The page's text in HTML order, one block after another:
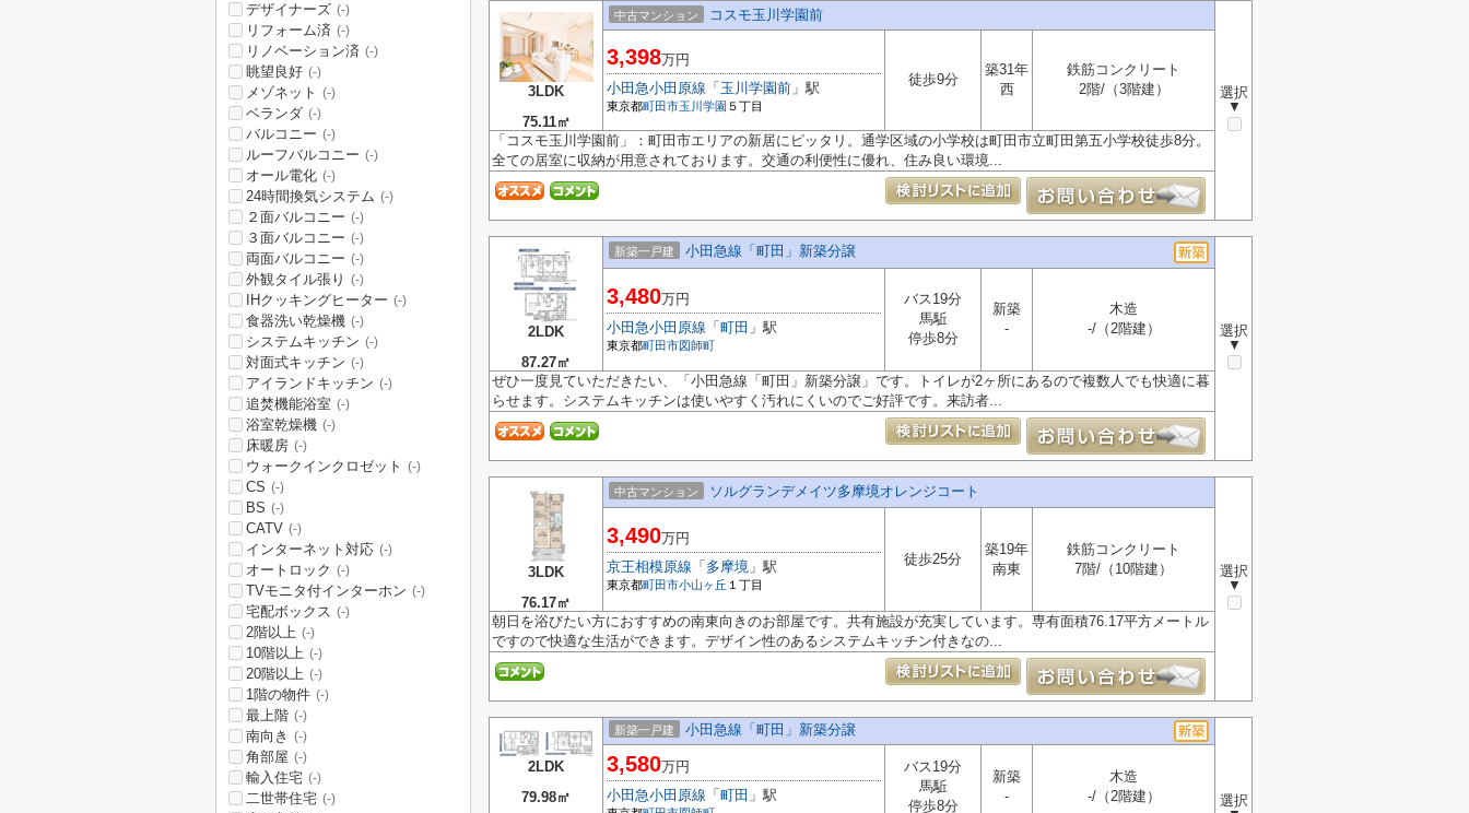
3LDK
75.11㎡
中古マンション コスモ玉川学園前
選択
▼
3,398万円
小田急小田原線 「 玉川学園前 」駅
東京都町田市玉川学園 ５丁目
徒歩9分
築31年
西
鉄筋コンクリート
2階/（3階建）
「コスモ玉川学園前」：町田市エリアの新居にピッタリ。通学区域の小学校は町田市立町田第五小学校徒歩8分。
全ての居室に収納が用意されております。交通の利便性に優れ、住み良い環境...
2LDK
87.27㎡
新築一戸建 小田急線「町田」新築分譲
選択
▼
3,480万円
小田急小田原線 「 町田 」駅
東京都町田市図師町
バス19分
馬駈
停歩8分
新築
-
木造
-/（2階建）
ぜひ一度見ていただきたい、「小田急線「町田」新築分譲」です。トイレが2ヶ所にあるので複数人でも快適に暮
らせます。システムキッチンは使いやすく汚れにくいのでご好評です。来訪者...
3LDK
76.17㎡
中古マンション ソルグランデメイツ多摩境オレンジコート
選択
▼
3,490万円
京王相模原線 「 多摩境 」駅
東京都町田市小山ヶ丘 １丁目
徒歩25分
築19年
南東
鉄筋コンクリート
7階/（10階建）
朝日を浴びたい方におすすめの南東向きのお部屋です。共有施設が充実しています。専有面積76.17平方メートル
ですので快適な生活ができます。デザイン性のあるシステムキッチン付きなの...
2LDK
79.98㎡
新築一戸建 小田急線「町田」新築分譲
選択
3,580万円
小田急小田原線 「 町田 」駅
バス19分
馬駈
停歩8分
新築
-
木造
-/（2階建）
デザイナーズ (-)
リフォーム済 (-)
リノベーション済 (-)
眺望良好 (-)
メゾネット (-)
ベランダ (-)
バルコニー (-)
ルーフバルコニー (-)
オール電化 (-)
24時間換気システム (-)
２面バルコニー (-)
３面バルコニー (-)
両面バルコニー (-)
外観タイル張り (-)
IHクッキングヒーター (-)
食器洗い乾燥機 (-)
システムキッチン (-)
対面式キッチン (-)
アイランドキッチン (-)
追焚機能浴室 (-)
浴室乾燥機 (-)
床暖房 (-)
ウォークインクロゼット (-)
CS (-)
BS (-)
CATV (-)
インターネット対応 (-)
オートロック (-)
TVモニタ付インターホン (-)
宅配ボックス (-)
2階以上 (-)
10階以上 (-)
20階以上 (-)
1階の物件 (-)
最上階 (-)
南向き (-)
角部屋 (-)
輸入住宅 (-)
二世帯住宅 (-)